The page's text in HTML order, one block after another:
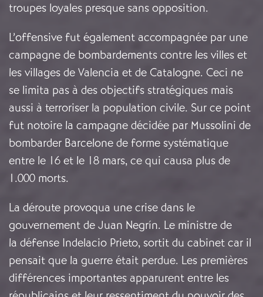
troupes loyales presque sans opposition.
L’offensive fut également accompagnée par une
campagne de bombardements contre les villes et
les villages de Valencia et de Catalogne. Ceci ne
se limita pas à des objectifs stratégiques mais
aussi à terroriser la population civile. Sur ce point
fut notoire la campagne décidée par Mussolini de
bombarder Barcelone de forme systématique
entre le 16 et le 18 mars, ce qui causa plus de
1.000 morts.
La déroute provoqua une crise dans le
gouvernement de Juan Negrín. Le ministre de
la défense Indelacio Prieto, sortit du cabinet car il
pensait que la guerre était perdue. Les premières
différences importantes apparurent entre les